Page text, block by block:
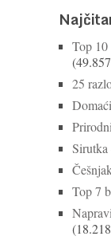
Top 10
25
Sirutka
Top 7